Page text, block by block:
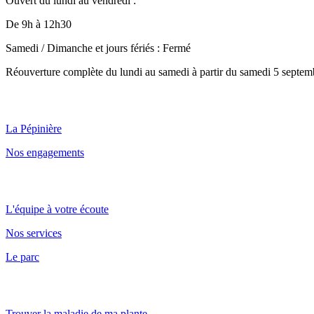
De 9h à 12h30
Samedi / Dimanche et jours fériés : Fermé
Réouverture complète du lundi au samedi à partir du samedi 5
La Pépinière
Nos engagements
L'équipe à votre écoute
Nos services
Le parc